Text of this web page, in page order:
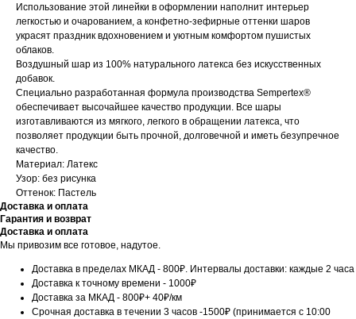
Использование этой линейки в оформлении наполнит интерьер
легкостью и очарованием, а конфетно-зефирные оттенки шаров
украсят праздник вдохновением и уютным комфортом пушистых
облаков.
Воздушный шар из 100% натурального латекса без искусственных
добавок.
Специально разработанная формула производства Sempertex®
обеспечивает высочайшее качество продукции. Все шары
изготавливаются из мягкого, легкого в обращении латекса, что
позволяет продукции быть прочной, долговечной и иметь безупречное
качество.
Материал: Латекс
Узор: без рисунка
Оттенок: Пастель
Доставка и оплата
Гарантия и возврат
Доставка и оплата
Мы привозим все готовое, надутое.
Доставка в пределах МКАД - 800₽. Интервалы доставки: каждые 2 часа
Доставка к точному времени - 1000₽
Доставка за МКАД - 800₽+ 40₽/км
Срочная доставка в течении 3 часов -1500₽ (принимается с 10:00